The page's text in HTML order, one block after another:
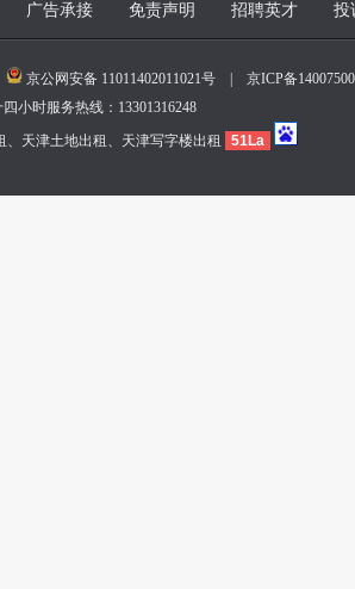
广告承接 免责声明 招聘英才 投
京公网安备 11011402011021号
京ICP备
小时服务热线：13301316248
天津土地出租、天津写字楼出租
51La